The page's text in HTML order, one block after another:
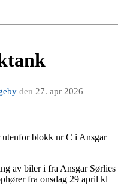
den 27. apr 2026
utenfor blokk nr C i Ansgar
av biler i fra Ansgar Sørlies
fra onsdag 29 april kl